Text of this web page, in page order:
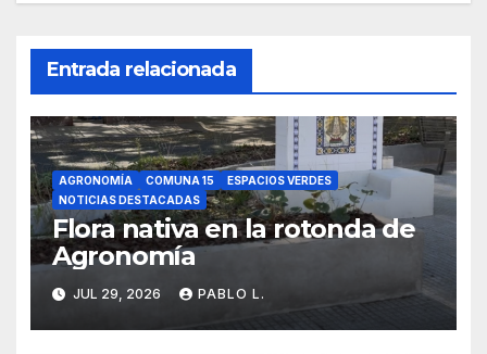
Entrada relacionada
AGRONOMÍA COMUNA 15
ESPACIOS VERDES
NOTICIAS DESTACADAS
Flora nativa en la rotonda de
Agronomía
JUL 29, 2026 PABLO L.